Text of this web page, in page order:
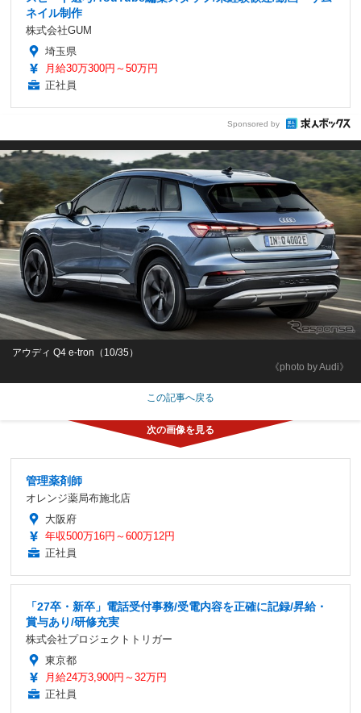
ネイル制作
株式会社GUM
埼玉県
月給30万300円～50万円
正社員
Sponsored by
《photo by Audi》
アウディ Q4 e-tron（10/35）
この記事へ戻る
管理薬剤師
オレンジ薬局布施北店
大阪府
年収500万16円～600万12円
正社員
「27卒・新卒」電話受付事務/受電内容を正確に記録/昇給・
賞与あり/研修充実
株式会社プロジェクトトリガー
東京都
月給24万3,900円～32万円
正社員